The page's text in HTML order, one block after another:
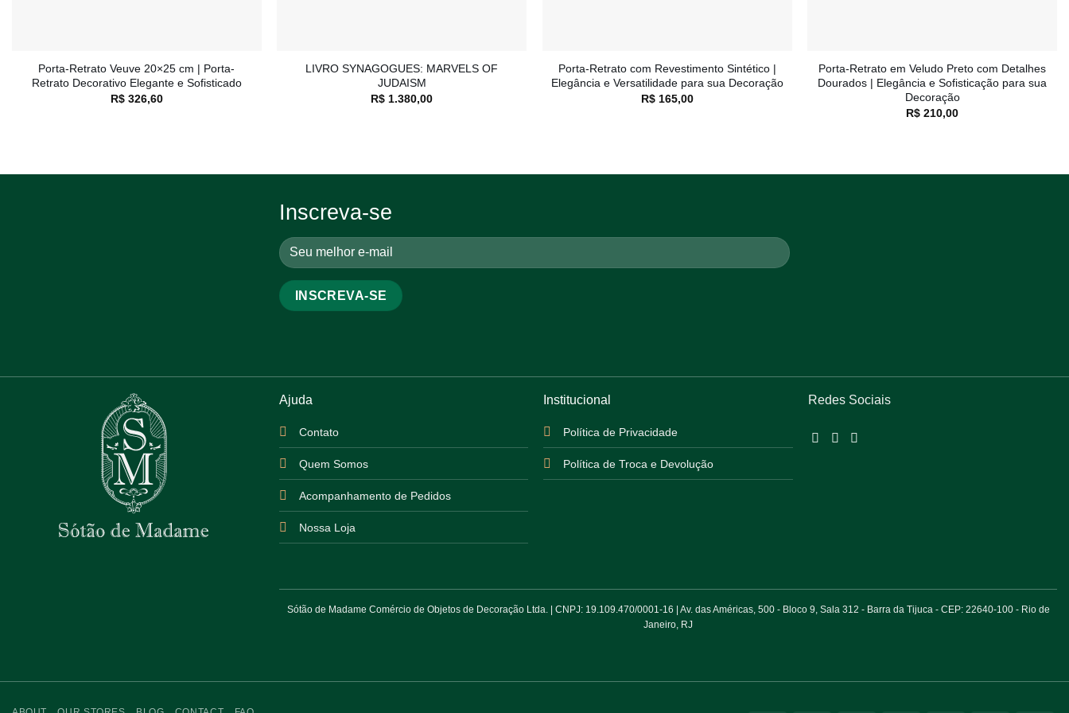
Porta-Retrato Veuve 20×25 cm | Porta-
Retrato Decorativo Elegante e Sofisticado
R$326,60
LIVRO SYNAGOGUES: MARVELS OF
JUDAISM
R$ 1.380,00
Porta-Retrato com Revestimento Sintético |
Elegância e Versatilidade para sua Decoração
R$165,00
Porta-Retrato em Veludo Preto com Detalhes
Dourados | Elegância e Sofisticação para sua
Decoração
R$ 210,00
Inscreva-se
Ajuda
Contato
Quem Somos
Acompanhamento de Pedidos
Nossa Loja
Institucional
Política de Privacidade
Política de Troca e Devolução
Redes Sociais
Sótão de Madame Comércio de Objetos de Decoração Ltda. | CNPJ: 19.109.470/0001-16 | Av. das Américas, 500 - Bloco 9, Sala 312 - Barra da Tijuca - CEP: 22640-100 - Rio de
Janeiro, RJ